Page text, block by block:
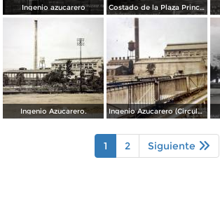
Ingenio azucarero Costado de la Plaza Principal
Ingenio Azucarero. Ingenio Azucarero (Circulada el 23 de Marzo de 1957)
1 2 Siguiente